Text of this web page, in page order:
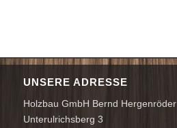
UNSERE ADRESSE
Holzbau GmbH Bernd Hergenröder
Unterulrichsberg 3